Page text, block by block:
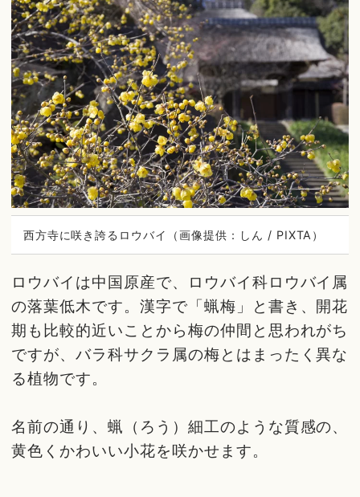
西方寺に咲き誇るロウバイ（画像提供：しん / PIXTA）
ロウバイは中国原産で、ロウバイ科ロウバイ属
の落葉低木です。漢字で「蝋梅」と書き、開花
期も比較的近いことから梅の仲間と思われがち
ですが、バラ科サクラ属の梅とはまったく異な
る植物です。
名前の通り、蝋（ろう）細工のような質感の、
黄色くかわいい小花を咲かせます。